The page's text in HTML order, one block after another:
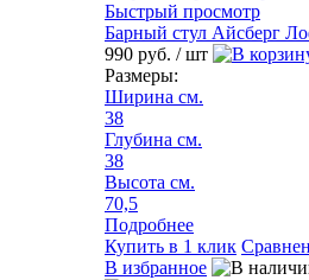
Быстрый просмотр
Барный стул Айсберг
990 руб. / шт
Размеры:
Ширина см.
38
Глубина см.
38
Высота см.
70,5
Подробнее
Купить в 1 клик
В избранное